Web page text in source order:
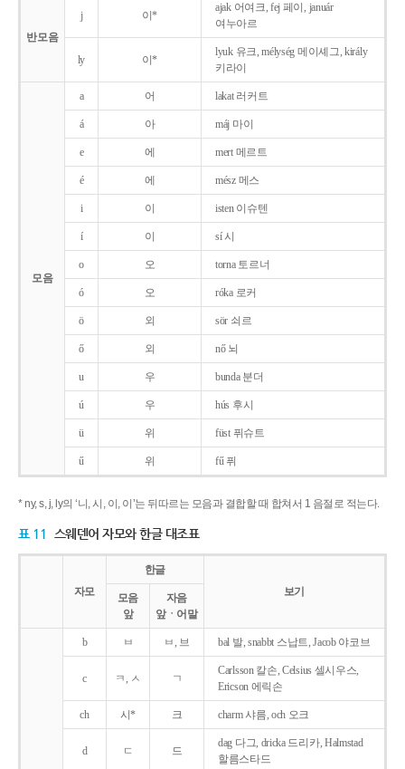
반모음
j 이*
ajak 어여크, fej 페이, január
여누아르
ly 이*
lyuk 유크, mélység 메이셰그, király
키라이
모음
a 어 lakat 러커트
á 아 máj 마이
e 에 mert 메르트
é 에 mész 메스
i 이 isten 이슈텐
í 이 sí 시
o 오 torna 토르너
ó 오 róka 로커
ö 외 sör 쇠르
ő 외 nő 뇌
u 우 bunda 분더
ú 우 hús 후시
ü 위 füst 퓌슈트
ű 위 fű 퓌
* ny, s, j, ly의 ‘니, 시, 이, 이’는 뒤따르는 모음과 결합할 때 합쳐서 1 음절로 적는다.
표 11 스웨덴어 자모와 한글 대조표
자모
한글
보기
모음
앞
자음
앞ㆍ어말
b ㅂ ㅂ, 브 bal 발, snabbt 스납트, Jacob 야코브
c ㅋ, ㅅ ㄱ
Carlsson 칼손, Celsius 셀시우스,
Ericson 에릭손
ch 시* 크 charm 샤름, och 오크
d ㄷ 드
dag 다그, dricka 드리카, Halmstad
할름스타드